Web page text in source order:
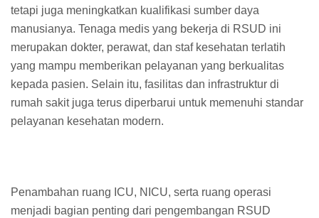
tetapi juga meningkatkan kualifikasi sumber daya
manusianya. Tenaga medis yang bekerja di RSUD ini
merupakan dokter, perawat, dan staf kesehatan terlatih
yang mampu memberikan pelayanan yang berkualitas
kepada pasien. Selain itu, fasilitas dan infrastruktur di
rumah sakit juga terus diperbarui untuk memenuhi standar
pelayanan kesehatan modern.
Penambahan ruang ICU, NICU, serta ruang operasi
menjadi bagian penting dari pengembangan RSUD